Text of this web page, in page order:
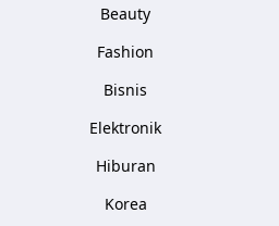
Beauty
Fashion
Bisnis
Elektronik
Hiburan
Korea